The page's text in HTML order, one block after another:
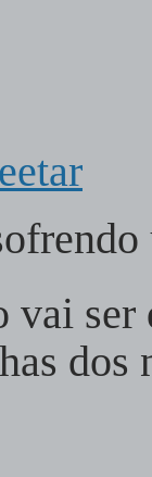
vai ser
dos